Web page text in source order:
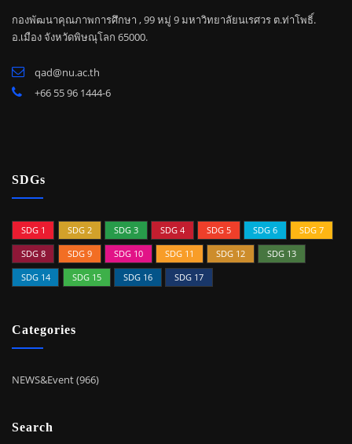
กองพัฒนาคุณภาพการศึกษา , 99 หมู่ 9 มหาวิทยาลัยนเรศวร ต.ท่าโพธิ์.
อ.เมือง จังหวัดพิษณุโลก 65000.
qad@nu.ac.th
+66 55 96 1444-6
SDGs
SDG 1 SDG 2 SDG 3 SDG 4 SDG 5 SDG 6
SDG 7
SDG 8
SDG 9 SDG 10 SDG 11 SDG 12
SDG 13
SDG 14
SDG 15 SDG 16 SDG 17
Categories
NEWS&Event (966)
Search